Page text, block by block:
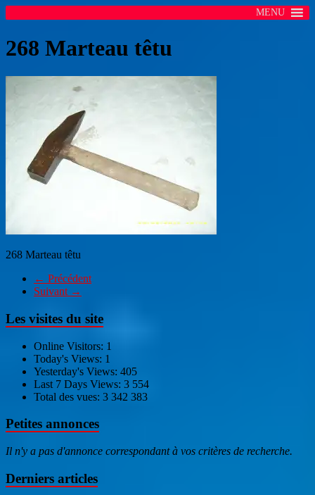
MENU
268 Marteau têtu
268 Marteau têtu
← Précédent
Suivant →
Les visites du site
Online Visitors: 1
Today's Views: 1
Yesterday's Views: 405
Last 7 Days Views: 3 554
Total des vues: 3 342 383
Petites annonces
Il n'y a pas d'annonce correspondant à vos critères de recherche.
Derniers articles